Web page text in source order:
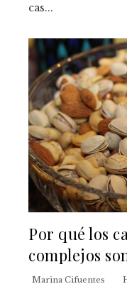
cas...
Por qué los
complejos
Marina Cifuentes